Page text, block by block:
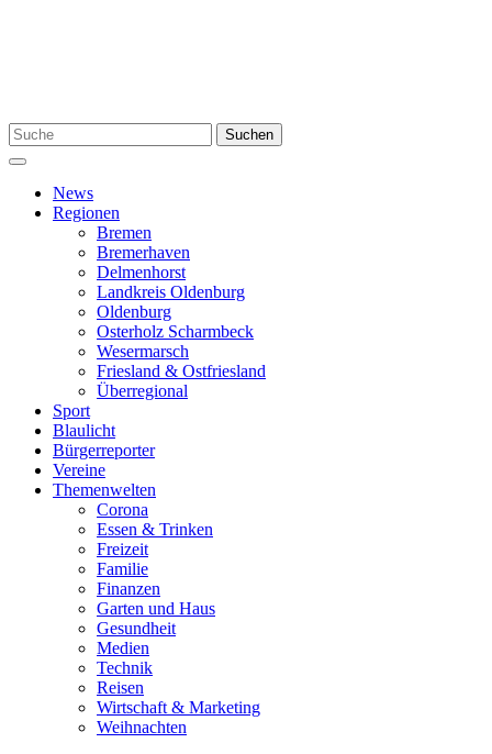
Suchen
nach:
Suchen
Menü
News
Regionen
Bremen
Bremerhaven
Delmenhorst
Landkreis Oldenburg
Oldenburg
Osterholz Scharmbeck
Wesermarsch
Friesland & Ostfriesland
Überregional
Sport
Blaulicht
Bürgerreporter
Vereine
Themenwelten
Corona
Essen & Trinken
Freizeit
Familie
Finanzen
Garten und Haus
Gesundheit
Medien
Technik
Reisen
Wirtschaft & Marketing
Weihnachten